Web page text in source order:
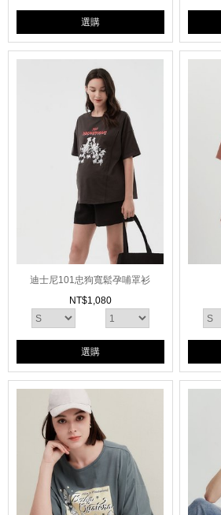
選購
迪士尼101忠狗寬鬆孕哺罩衫
NT$1,080
選購